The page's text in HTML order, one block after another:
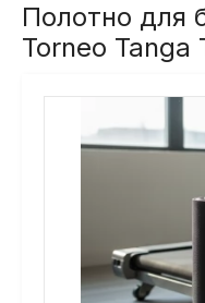
Полотно для
Torneo Tanga